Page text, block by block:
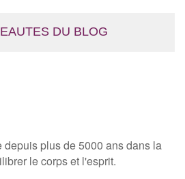
DU BLOG
plus de 5000 ans dans la
le corps et l'esprit.